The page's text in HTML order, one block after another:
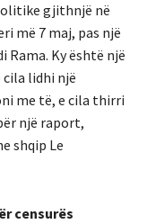
gjithnjë në
më 7 maj, pas një
Ky është një
cila lidhi një
me të, e cila thirri
një raport,
shqip Le
censurës